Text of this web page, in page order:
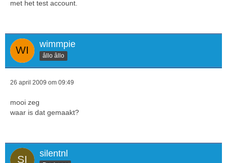
met het test account.
wimmpie
âllo âllo
26 april 2009 om 09:49
mooi zeg
waar is dat gemaakt?
silentnl